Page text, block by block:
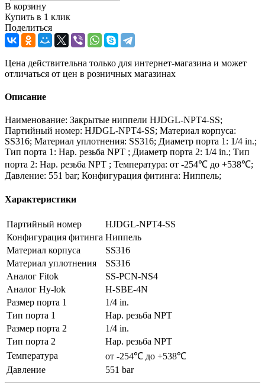
В корзину
Купить в 1 клик
Поделиться
Цена действительна только для интернет-магазина и может
отличаться от цен в розничных магазинах
Описание
Наименование: Закрытые ниппели HJDGL-NPT4-SS;
Партийный номер: HJDGL-NPT4-SS; Материал корпуса:
SS316; Материал уплотнения: SS316; Диаметр порта 1: 1/4 in.;
Тип порта 1: Нар. резьба NPT ; Диаметр порта 2: 1/4 in.; Тип
порта 2: Нар. резьба NPT ; Температура: от -254℃ до +538℃;
Давление: 551 bar; Конфигурация фитинга: Ниппель;
Характеристики
Партийный номер
HJDGL-NPT4-SS
Конфигурация фитинга Ниппель
Материал корпуса
SS316
Материал уплотнения
SS316
Аналог Fitok
SS-PCN-NS4
Аналог Hy-lok
H-SBE-4N
Размер порта 1
1/4 in.
Тип порта 1
Нар. резьба NPT
Размер порта 2
1/4 in.
Тип порта 2
Нар. резьба NPT
Температура
от -254℃ до +538℃
Давление
551 bar